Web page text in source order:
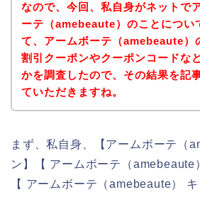
なので、今回、私自身がネットで
ーテ（amebeaute）のことについ
て、アームボーテ（amebeaute）
割引クーポンやクーポンコードな
かを調査したので、その結果を記
ていただきますね。
まず、私自身、【アームボーテ（
ン】【 アームボーテ（amebeaute
【 アームボーテ（amebeaute）